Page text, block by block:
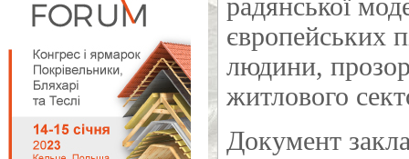
радянської
європейських
людини,
житлового
Документ